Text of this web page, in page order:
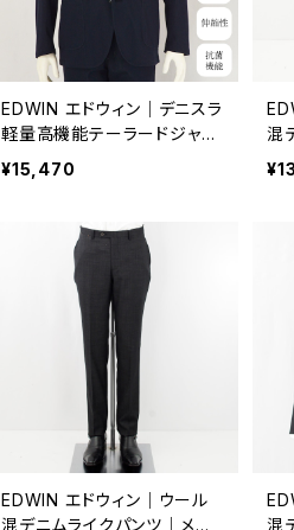
EDWIN エドウィン｜デニスラ
軽量高機能テーラードジャケ
ット｜メンズ EDB803-2025
1 ネイビー
¥15,470
混
ズ
ル
EDWIN エドウィン｜ウール
混デニムライクパンツ｜メン
混